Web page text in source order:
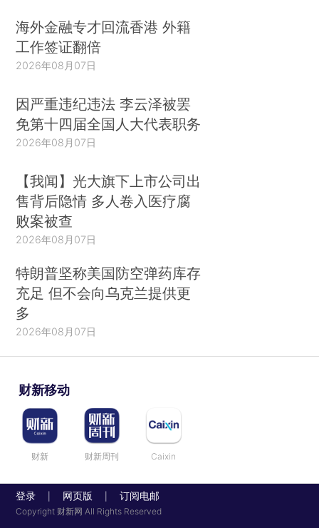
海外金融专才回流香港 外籍
工作签证翻倍
2026年08月07日
因严重违纪违法 李云泽被罢
免第十四届全国人大代表职务
2026年08月07日
【我闻】光大旗下上市公司出
售背后隐情 多人卷入医疗腐
败案被查
2026年08月07日
特朗普坚称美国防空弹药库存
充足 但不会向乌克兰提供更
多
2026年08月07日
财新移动
财新 财新周刊 Caixin
登录 网页版 订阅电邮
Copyright 财新网 All Rights Reserved